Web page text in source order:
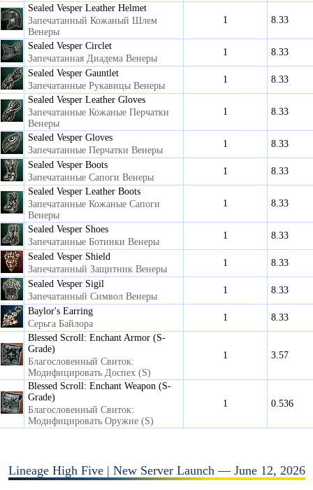
Sealed Vesper Leather Helmet
Запечатанный Кожаный Шлем
Венеры
1 8.33
Sealed Vesper Circlet
Запечатанная Диадема Венеры
1
8.33
Sealed Vesper Gauntlet
Запечатанные Рукавицы Венеры
1
8.33
Sealed Vesper Leather Gloves
Запечатанные Кожаные Перчатки
Венеры
1 8.33
Sealed Vesper Gloves
Запечатанные Перчатки Венеры
1
8.33
Sealed Vesper Boots
Запечатанные Сапоги Венеры
1
8.33
Sealed Vesper Leather Boots
Запечатанные Кожаные Сапоги
Венеры
1 8.33
Sealed Vesper Shoes
Запечатанные Ботинки Венеры
1
8.33
Sealed Vesper Shield
Запечатанный Защитник Венеры
1
8.33
Sealed Vesper Sigil
Запечатанный Символ Венеры
1
8.33
Baylor's Earring
Серьга Байлора
1
8.33
Blessed Scroll: Enchant Armor (S-
Grade)
Благословенный Свиток:
Модифицировать Доспех (S)
1 3.57
Blessed Scroll: Enchant Weapon (S-
Grade)
Благословенный Свиток:
Модифицировать Оружие (S)
1 0.536
Lineage High Five | New Server Launch — June 12, 2026